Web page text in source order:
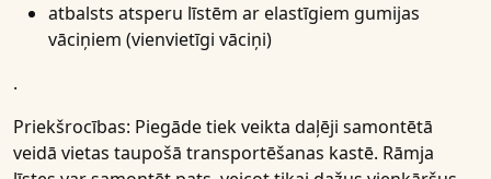
atbalsts atsperu līstēm ar elastīgiem gumijas
vāciņiem (vienvietīgi vāciņi)
.
Priekšrocības: Piegāde tiek veikta daļēji samontētā
veidā vietas taupošā transportēšanas kastē. Rāmja